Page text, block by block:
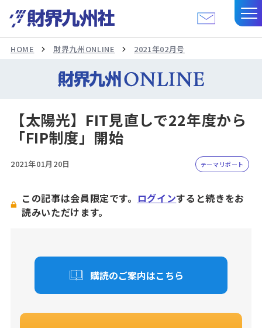
HOME 財界九州ONLINE 2021年02月号
【太陽光】FIT見直しで22年度から
「FIP制度」開始
2021年01月20日 テーマリポート
この記事は会員限定です。 ログインすると続きをお
読みいただけます。
購読のご案内はこちら